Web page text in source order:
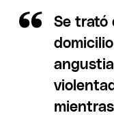
Se trató